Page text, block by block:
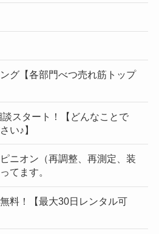
グ【各部門べつ売れ筋トップ
スタート！【どんなことで
い♪】
ニオン（再調整、再測定、装
てます。
料！【最大30日レンタル可